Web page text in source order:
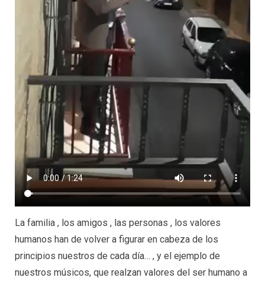
La familia , los amigos , las personas , los valores
humanos han de volver a figurar en cabeza de los
principios nuestros de cada día… , y el ejemplo de
nuestros músicos, que realzan valores del ser humano a